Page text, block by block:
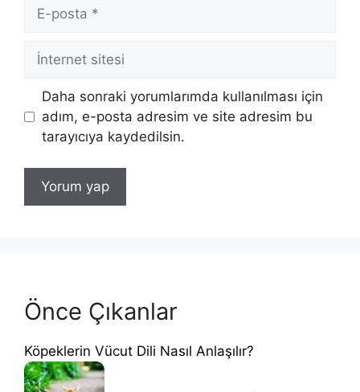
posta
İnternet
Daha sonraki yorumlarımda kullanılması için
adım, e-posta adresim ve site adresim bu
tarayıcıya kaydedilsin.
Önce Çıkanlar
Köpeklerin Vücut Dili Nasıl Anlaşılır?